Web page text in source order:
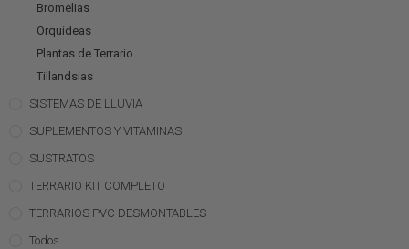
Bromelias
Orquídeas
Plantas de Terrario
Tillandsias
SISTEMAS DE LLUVIA
SUPLEMENTOS Y VITAMINAS
SUSTRATOS
TERRARIO KIT COMPLETO
TERRARIOS PVC DESMONTABLES
Todos